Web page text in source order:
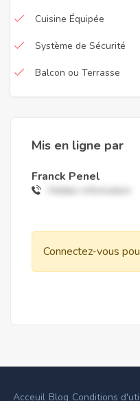
Cuisine Équipée
Système de Sécurité
Balcon ou Terrasse
Mis en ligne par
Franck Penel
Connectez-vous
Acceuil Blog Conditions